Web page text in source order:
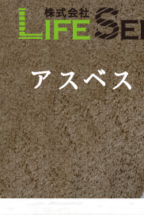
アスベス